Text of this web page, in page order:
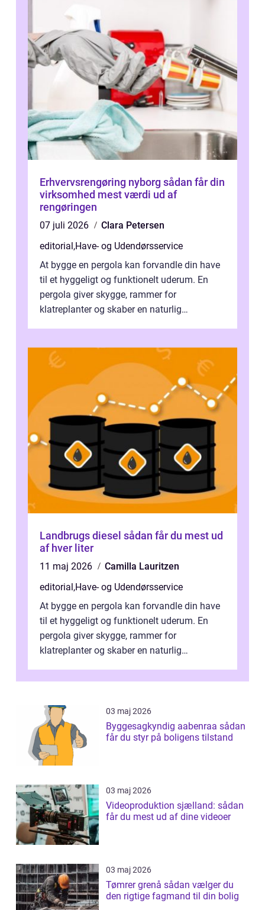
Erhvervsrengøring nyborg sådan får din
virksomhed mest værdi ud af
rengøringen
07 juli 2026
Clara Petersen
editorial,Have- og Udendørsservice
At bygge en pergola kan forvandle din have
til et hyggeligt og funktionelt uderum. En
pergola giver skygge, rammer for
klatreplanter og skaber en naturlig
Landbrugs diesel sådan får du mest ud
af hver liter
11 maj 2026
Camilla Lauritzen
editorial,Have- og Udendørsservice
At bygge en pergola kan forvandle din have
til et hyggeligt og funktionelt uderum. En
pergola giver skygge, rammer for
klatreplanter og skaber en naturlig
d...
03 maj 2026
Byggesagkyndig aabenraa sådan
får du styr på boligens tilstand
03 maj 2026
Videoproduktion sjælland: sådan
får du mest ud af dine videoer
03 maj 2026
Tømrer grenå sådan vælger du
den rigtige fagmand til din bolig